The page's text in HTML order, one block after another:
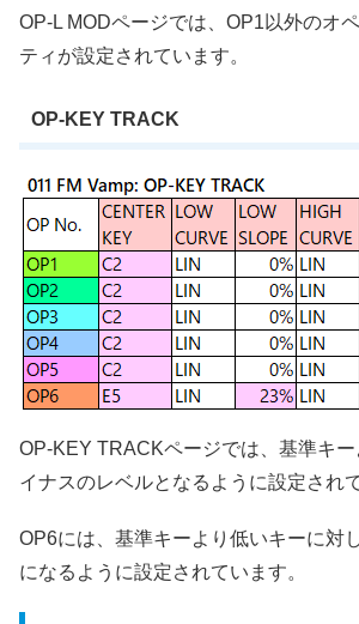
OP-L MODページでは、OP1以外のオ
ティが設定されています。
OP-KEY TRACK
OP-KEY TRACKページでは、基準キ
イナスのレベルとなるように設定され
OP6には、基準キーより低いキーに対
になるように設定されています。